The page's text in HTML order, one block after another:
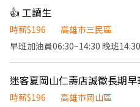
負責結帳、收銀等工作。 餐飲內
前與烹飪中之準備工作與其他餐廳
切各種食材。 ．負責清理工作環
👍 工讀生
時薪$196
高雄市三民區
早班加油員06:30~14:30 晚班
時薪$196
高雄市岡山區